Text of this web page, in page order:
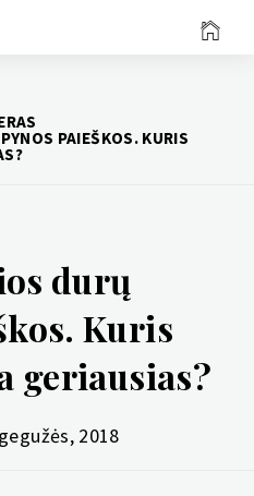
PAIEŠKOS. KURIS
durų
Kuris
geriausias?
2018